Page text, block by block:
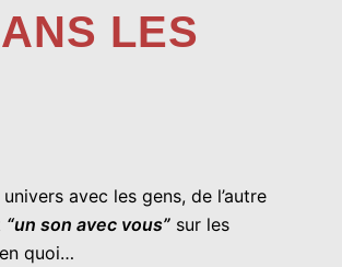
LES
avec les gens, de l’autre
“un son avec vous” sur les
quoi…